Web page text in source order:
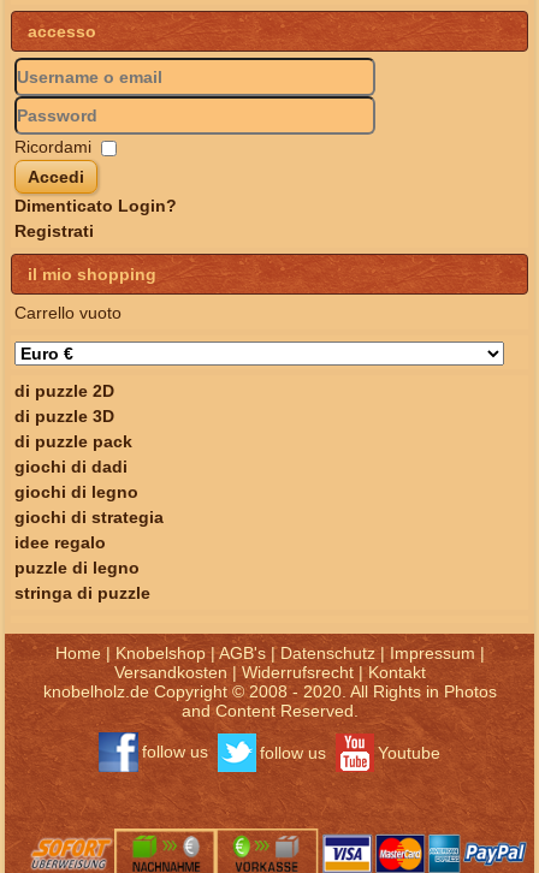
accesso
Ricordami
Accedi
Dimenticato Login?
Registrati
il mio shopping
Carrello vuoto
di puzzle 2D
di puzzle 3D
di puzzle pack
giochi di dadi
giochi di legno
giochi di strategia
idee regalo
puzzle di legno
stringa di puzzle
Home | Knobelshop|AGB's|Datenschutz| Impressum |
Versandkosten|Widerrufsrecht| Kontakt
knobelholz.de Copyright © 2008 - 2020. All Rights in Photos
and Content Reserved.
follow us follow us Youtube